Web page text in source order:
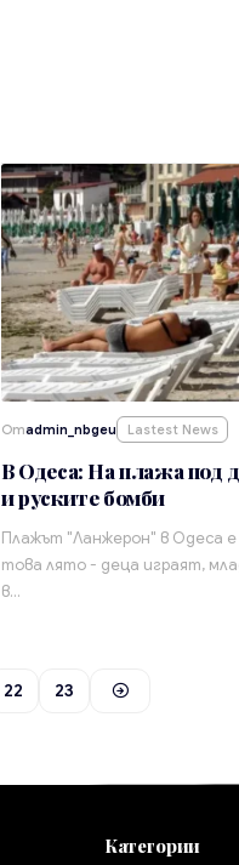
Отadmin_nbgeu Lastest News
В Одеса: На плажа под
и руските бомби
Плажът "Ланжерон" в Одеса е
това лято - деца играят,
в…
22 23
Категории